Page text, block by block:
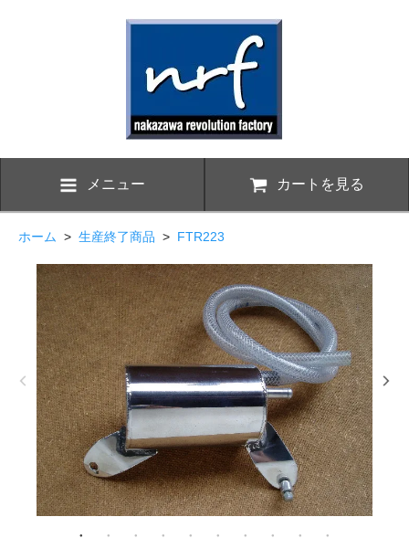
メニュー カートを見る
ホーム > 生産終了商品 > FTR223